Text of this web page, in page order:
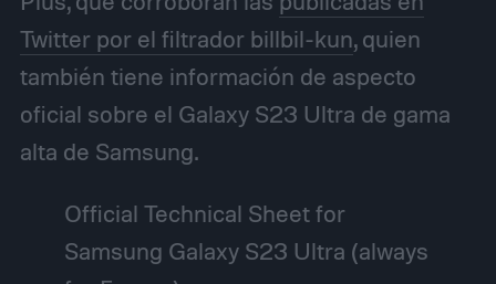
Twitter por el filtrador billbil-kun, quien
también tiene información de aspecto
oficial sobre el Galaxy S23 Ultra de gama
alta de Samsung.
Official Technical Sheet for
Samsung Galaxy S23 Ultra (always